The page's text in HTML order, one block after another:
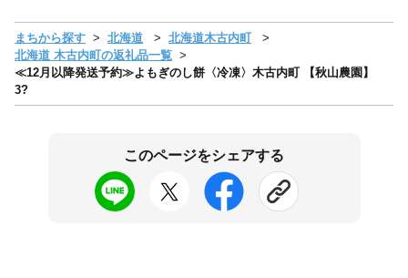
まちから探す 北海道
北海道木古内町
北海道 木古内町の返礼品一覧
≪12月以降発送予約≫よもぎのし餅〈冷凍〉木古内町 【秋山農園】
3?
このページをシェアする